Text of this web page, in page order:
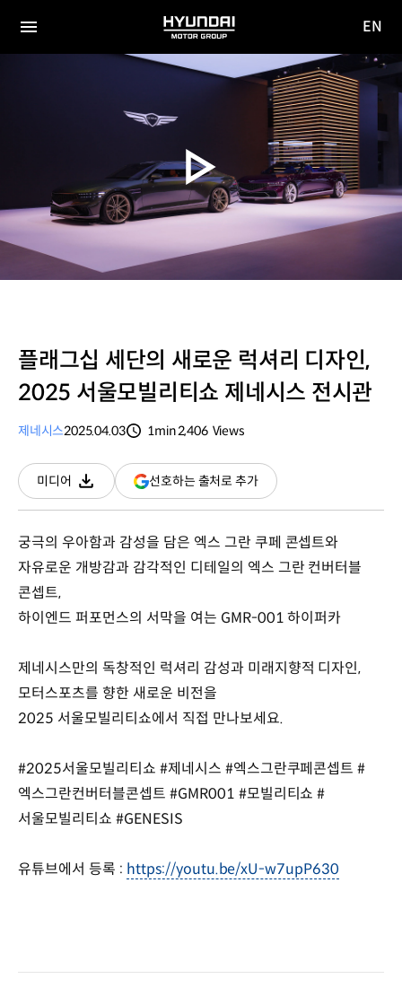
전체
HYUNDAI
MOTOR
GROUP
사이
이동
EN
플래그십 세단의 새로운 럭셔리 디자인,
2025 서울모빌리티쇼 제네시스 전시관
제네시스2025.04.03
1min2,406 Views
미디어
다운로드
선호하는 출처로 추가(새
창
궁극의 우아함과 감성을 담은 엑스 그란 쿠페 콘셉트와
자유로운 개방감과 감각적인 디테일의 엑스 그란 컨버터블
콘셉트,
하이엔드 퍼포먼스의 서막을 여는 GMR-001 하이퍼카
제네시스만의 독창적인 럭셔리 감성과 미래지향적 디자인,
모터스포츠를 향한 새로운 비전을
2025 서울모빌리티쇼에서 직접 만나보세요.
#2025서울모빌리티쇼 #제네시스 #엑스그란쿠페콘셉트 #
엑스그란컨버터블콘셉트 #GMR001 #모빌리티쇼 #
서울모빌리티쇼 #GENESIS
유튜브에서 등록 : https://youtu.be/xU-w7upP630